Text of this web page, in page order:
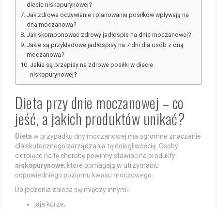
diecie niskopurynowej?
Jak zdrowe odżywianie i planowanie posiłków wpływają na
dną moczanową?
Jak skomponować zdrowy jadłospis na dnie moczanowej?
Jakie są przykładowe jadłospisy na 7 dni dla osób z dną
moczanową?
Jakie są przepisy na zdrowe posiłki w diecie
niskopurynowej?
Dieta przy dnie moczanowej – co
jeść, a jakich produktów unikać?
Dieta w przypadku dny moczanowej ma ogromne znaczenie
dla skutecznego zarządzania tą dolegliwością. Osoby
cierpiące na tę chorobę powinny stawiać na produkty
niskopurynowe, które pomagają w utrzymaniu
odpowiedniego poziomu kwasu moczowego.
Do jedzenia zaleca się między innymi:
jaja kurze,